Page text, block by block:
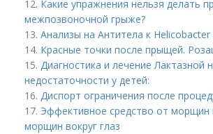
12. Какие упражнения нельзя делать
межпозвоночной грыже?
13. Анализы на Антитела к
14. Красные точки после прыщей.
15. Диагностика и лечение Лактазной
недостаточности у детей:
16. Диспорт ограничения после
17. Эффективное средство от морщин
морщин вокруг глаз